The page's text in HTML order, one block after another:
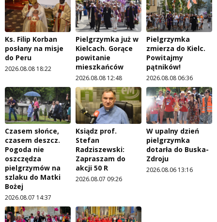
Ks. Filip Korban
posłany na misje
do Peru
2026.08.08 18:22
Pielgrzymka już w
Kielcach. Gorące
powitanie
mieszkańców
2026.08.08 12:48
Pielgrzymka
zmierza do Kielc.
Powitajmy
pątników!
2026.08.08 06:36
Czasem słońce,
czasem deszcz.
Pogoda nie
oszczędza
pielgrzymów na
szlaku do Matki
Bożej
2026.08.07 14:37
Ksiądz prof.
Stefan
Radziszewski:
Zapraszam do
akcji 50 R
2026.08.07 09:26
W upalny dzień
pielgrzymka
dotarła do Buska-
Zdroju
2026.08.06 13:16